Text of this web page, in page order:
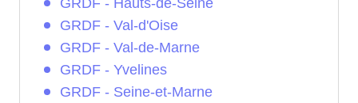
GRDF - Val-d'Oise
GRDF - Val-de-Marne
GRDF - Yvelines
GRDF - Seine-et-Marne